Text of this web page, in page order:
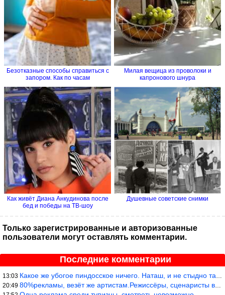
Безотказные способы справиться с
запором. Как по часам
Милая вещица из проволоки и
капронового шнура
Как живёт Диана Анкудинова после
бед и победы на ТВ-шоу
Душевные советские снимки
Только зарегистрированные и авторизованные
пользователи могут оставлять комментарии.
Последние комментарии
13:03 Какое же убогое пиндосское ничего. Наташ, и не стыдно такую фигн
20:49 80%рекламы, везёт же артистам.Режиссёры, сценаристы вы где или к